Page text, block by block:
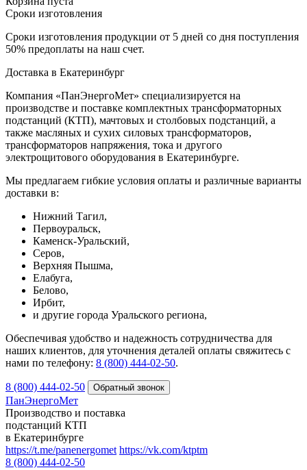
Сроки изготовления
Сроки изготовления продукции от 5 дней со дня поступления
50% предоплаты на наш счет.
Доставка в Екатеринбург
Компания «ПанЭнергоМет» специализируется на
производстве и поставке комплектных трансформаторных
подстанций (КТП), мачтовых и столбовых подстанций, а
также масляных и сухих силовых трансформаторов,
трансформаторов напряжения, тока и другого
электрощитового оборудования в Екатеринбурге.
Мы предлагаем гибкие условия оплаты и различные варианты
доставки в:
Нижний Тагил,
Первоуральск,
Каменск-Уральский,
Серов,
Верхняя Пышма,
Елабуга,
Белово,
Ирбит,
и другие города Уральского региона,
Обеспечивая удобство и надежность сотрудничества для
наших клиентов, для уточнения деталей оплаты свяжитесь с
нами по телефону: 8 (800) 444-02-50.
8 (800) 444-02-50
ПанЭнергоМет
Производство и поставка
подстанций КТП
в Екатеринбурге
https://t.me/panenergomet https://vk.com/ktptm
8 (800) 444-02-50